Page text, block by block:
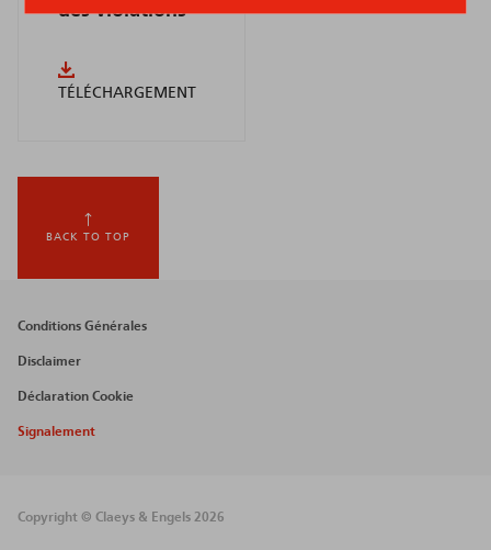
des violations
TÉLÉCHARGEMENT
BACK TO TOP
Footer
menu
Conditions Générales
Disclaimer
Déclaration Cookie
Signalement
Copyright © Claeys & Engels 2026